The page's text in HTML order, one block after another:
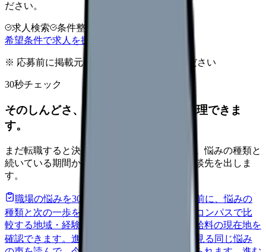
ださい。
求人検索 条件整理
希望条件で求人を探す
※ 応募前に掲載元の最新情報を確認してください
30秒チェック
そのしんどさ、転職すべきサインか整理できま
す。
まだ転職すると決めていなくても大丈夫です。悩みの種類と
続いている期間から、次に見るべき記事と相談先を出しま
す。
職場の悩みを30秒で診断
辞めるべきか迷う前に、悩みの
種類と次の一歩を整理します。
給料コンパスで比
較する地域・経験年数・施設形態から、今の給料の現在地を
確認できます。 進む 匿名掲示板で本音を見る 同じ悩み